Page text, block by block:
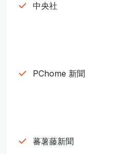
中央社
PChome 新聞
蕃薯藤新聞